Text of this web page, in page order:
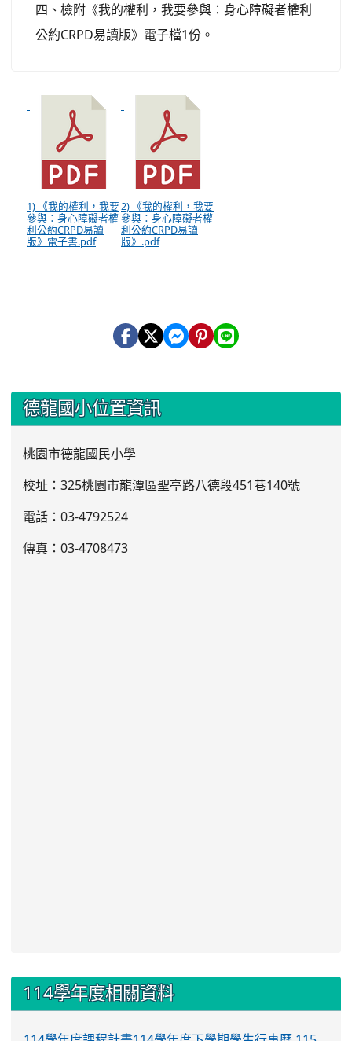
四、檢附《我的權利，我要參與：身心障礙者權利
公約CRPD易讀版》電子檔1份。
1) 《我的權利，我要
參與：身心障礙者權
利公約CRPD易讀
版》電子書.pdf
2) 《我的權利，我要
參與：身心障礙者權
利公約CRPD易讀
版》.pdf
::: 德龍國小位置資訊
桃園市德龍國民小學
校址：325桃園市龍潭區聖亭路八德段451巷140號
電話：03-4792524
傳真：03-4708473
::: 114學年度相關資料